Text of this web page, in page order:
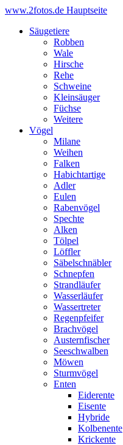
www.2fotos.de Hauptseite
Säugetiere
Robben
Wale
Hirsche
Rehe
Schweine
Kleinsäuger
Füchse
Weitere
Vögel
Milane
Weihen
Falken
Habichtartige
Adler
Eulen
Rabenvögel
Spechte
Alken
Tölpel
Löffler
Säbelschnäbler
Schnepfen
Strandläufer
Wasserläufer
Wassertreter
Regenpfeifer
Brachvögel
Austernfischer
Seeschwalben
Möwen
Sturmvögel
Enten
Eiderente
Eisente
Hybride
Kolbenente
Krickente